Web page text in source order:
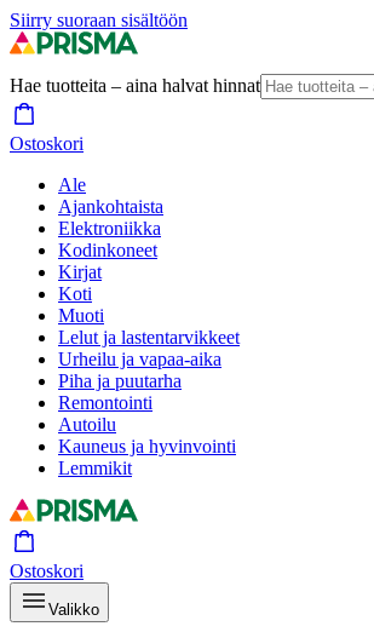
Siirry suoraan sisältöön
Hae tuotteita – aina halvat hinnat
Ostoskori
Ale
Ajankohtaista
Elektroniikka
Kodinkoneet
Kirjat
Koti
Muoti
Lelut ja lastentarvikkeet
Urheilu ja vapaa-aika
Piha ja puutarha
Remontointi
Autoilu
Kauneus ja hyvinvointi
Lemmikit
Ostoskori
Valikko